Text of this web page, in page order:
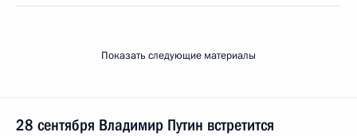
Показать следующие материалы
28 сентября Владимир Путин встретится